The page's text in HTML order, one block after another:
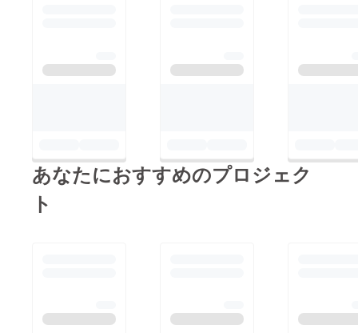
できたらまたご報告さ
あなたにおすすめのプロジェク
ト